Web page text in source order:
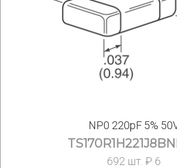
NP0 220pF 5%
692 шт. ₽ 6